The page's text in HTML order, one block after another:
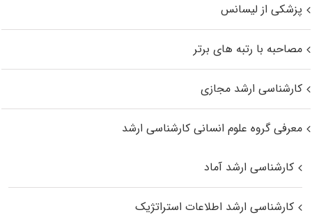
پزشکی از لیسانس
مصاحبه با رتبه های برتر
کارشناسی ارشد مجازی
معرفی گروه علوم انسانی کارشناسی ارشد
کارشناسی ارشد آماد
کارشناسی ارشد اطلاعات استراتژیک